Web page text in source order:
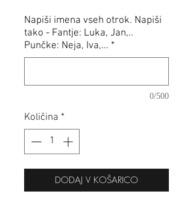
Napiši imena vseh otrok. Napiši
tako - Fantje: Luka, Jan,..
Punčke: Neja, Iva,... *
0/500
Količina *
DODAJ V KOŠARICO